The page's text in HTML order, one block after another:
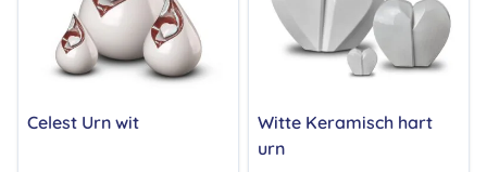
Celest Urn wit
Witte Keramisch hart
urn